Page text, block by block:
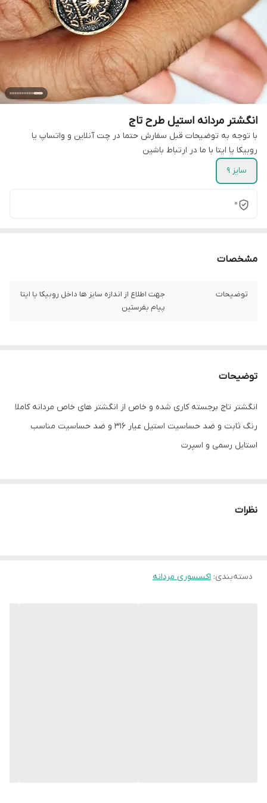
انگشتر مردانه استیل طرح تاج
با توجه به توضیحات قبل سفارش حتما در چت آنلاین و واتساپ یا
روبیکا یا ایتا با ما در ارتباط باشین
سایز 9
0
مشخصات
توضیحات
جهت اطلاع از اندازه سایز ها داخل روبیکا یا ایتا
پیام بفرستین
توضیحات
انگشتر تاج برجسته کاری شده و خاص از انگشتر های خاص مردانه کاملا
رنگ ثابت و ضد حساسیت استیل عیار 316 و ضد حساسیت مناسب
استایل رسمی و اسپرت
نظرات
دسته‌بندی: اکسسوری مردانه